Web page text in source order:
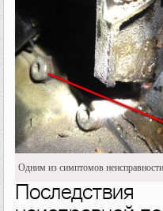
Одним из симптомов